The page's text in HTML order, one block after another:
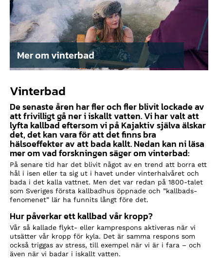
Mer om vinterbad
Vinterbad
De senaste åren har fler och fler blivit lockade av
att frivilligt gå ner i iskallt vatten. Vi har valt att
lyfta kallbad eftersom vi på Kajaktiv själva älskar
det, det kan vara för att det finns bra
hälsoeffekter av att bada kallt. Nedan kan ni läsa
mer om vad forskningen säger om vinterbad:
På senare tid har det blivit något av en trend att borra ett
hål i isen eller ta sig ut i havet under vinterhalvåret och
bada i det kalla vattnet. Men det var redan på 1800-talet
som Sveriges första kallbadhus öppnade och ”kallbads-
fenomenet” lär ha funnits långt före det.
Hur påverkar ett kallbad vår kropp?
Vår så kallade flykt- eller kamprespons aktiveras när vi
utsätter vår kropp för kyla. Det är samma respons som
också triggas av stress, till exempel när vi är i fara – och
även när vi badar i iskallt vatten.